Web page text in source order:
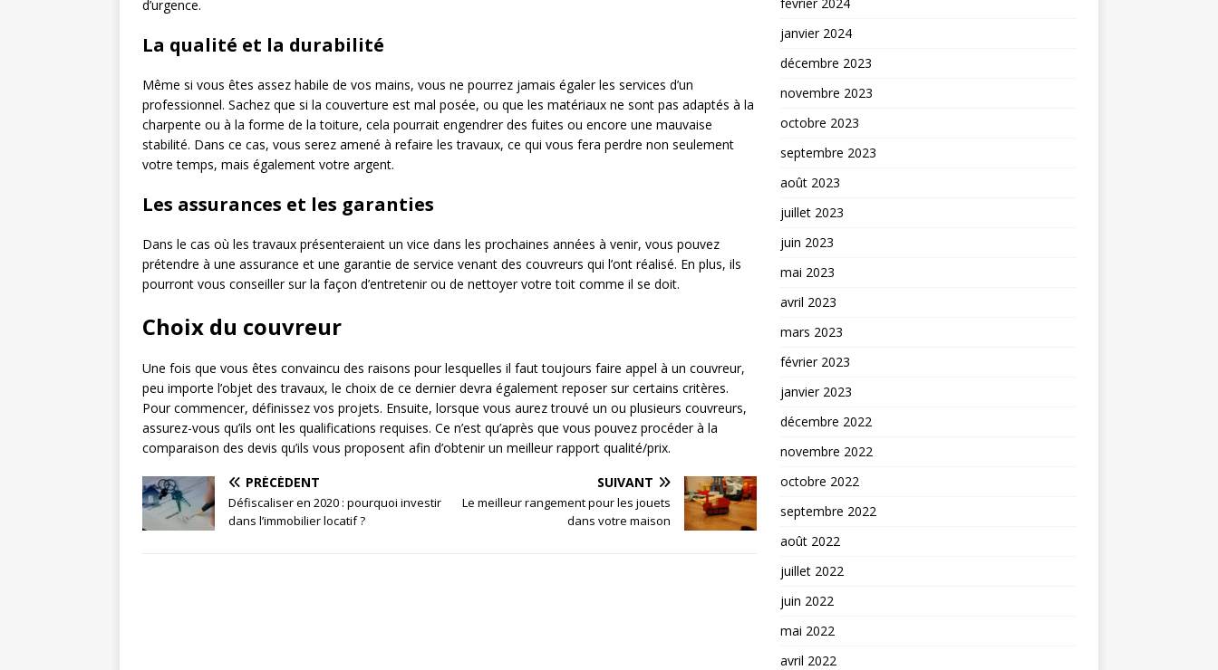
d’urgence.
La qualité et la durabilité
Même si vous êtes assez habile de vos mains, vous ne pourrez jamais égaler les services d’un
professionnel. Sachez que si la couverture est mal posée, ou que les matériaux ne sont pas adaptés à la
charpente ou à la forme de la toiture, cela pourrait engendrer des fuites ou encore une mauvaise
stabilité. Dans ce cas, vous serez amené à refaire les travaux, ce qui vous fera perdre non seulement
votre temps, mais également votre argent.
Les assurances et les garanties
Dans le cas où les travaux présenteraient un vice dans les prochaines années à venir, vous pouvez
prétendre à une assurance et une garantie de service venant des couvreurs qui l’ont réalisé. En plus, ils
pourront vous conseiller sur la façon d’entretenir ou de nettoyer votre toit comme il se doit.
Choix du couvreur
Une fois que vous êtes convaincu des raisons pour lesquelles il faut toujours faire appel à un couvreur,
peu importe l’objet des travaux, le choix de ce dernier devra également reposer sur certains critères.
Pour commencer, définissez vos projets. Ensuite, lorsque vous aurez trouvé un ou plusieurs couvreurs,
assurez-vous qu’ils ont les qualifications requises. Ce n’est qu’après que vous pouvez procéder à la
comparaison des devis qu’ils vous proposent afin d’obtenir un meilleur rapport qualité/prix.
PRÉCÉDENT
Défiscaliser en 2020 : pourquoi investir
dans l’immobilier locatif ?
SUIVANT
Le meilleur rangement pour les jouets
dans votre maison
janvier 2024
décembre 2023
novembre 2023
octobre 2023
septembre 2023
août 2023
juillet 2023
juin 2023
mai 2023
avril 2023
mars 2023
février 2023
janvier 2023
décembre 2022
novembre 2022
octobre 2022
septembre 2022
août 2022
juillet 2022
juin 2022
mai 2022
avril 2022